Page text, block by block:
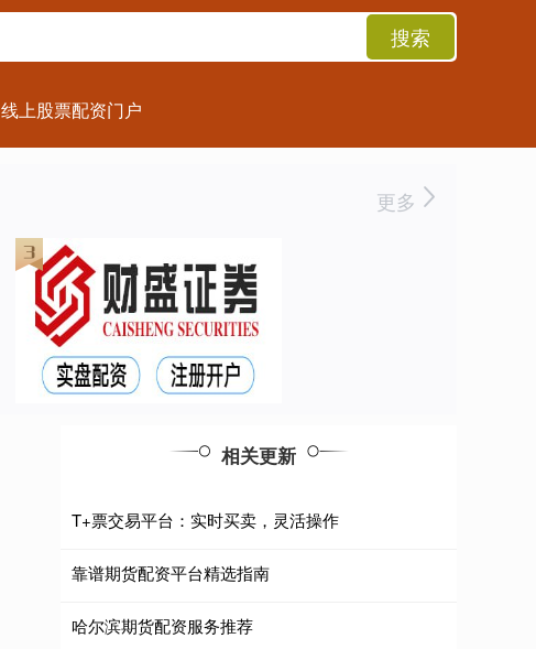
搜索
线上股票配资门户
更多
相关更新
T+票交易平台：实时买卖，灵活操作
靠谱期货配资平台精选指南
哈尔滨期货配资服务推荐